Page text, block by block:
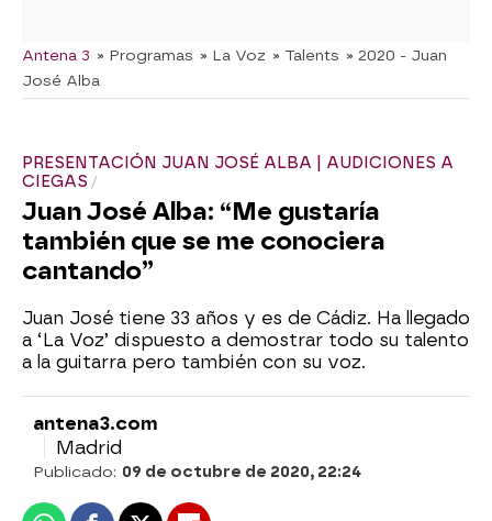
Antena 3 » Programas » La Voz » Talents » 2020 - Juan
José Alba
PRESENTACIÓN JUAN JOSÉ ALBA | AUDICIONES A
CIEGAS
Juan José Alba: “Me gustaría
también que se me conociera
cantando”
Juan José tiene 33 años y es de Cádiz. Ha llegado
a ‘La Voz’ dispuesto a demostrar todo su talento
a la guitarra pero también con su voz.
antena3.com
Madrid
Publicado: 09 de octubre de 2020, 22:24